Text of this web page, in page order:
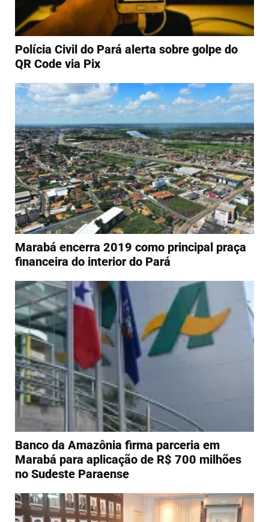
Polícia Civil do Pará alerta sobre golpe do
QR Code via Pix
Marabá encerra 2019 como principal praça
financeira do interior do Pará
Banco da Amazônia firma parceria em
Marabá para aplicação de R$ 700 milhões
no Sudeste Paraense